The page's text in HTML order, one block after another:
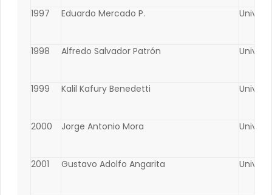
1997 Eduardo Mercado P.
1998 Alfredo Salvador Patrón
1999 Kalil Kafury Benedetti
2000 Jorge Antonio Mora
2001 Gustavo Adolfo Angarita